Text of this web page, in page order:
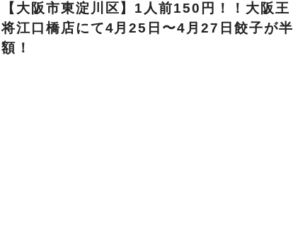
【大阪市東淀川区】1人前150円！！大阪王
将江口橋店にて4月25日〜4月27日餃子が半
額！